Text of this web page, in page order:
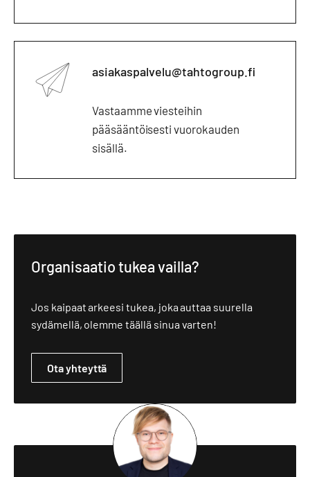
asiakaspalvelu@tahtogroup.fi
Vastaamme viesteihin
pääsääntöisesti vuorokauden
sisällä.
Organisaatio tukea vailla?
Jos kaipaat arkeesi tukea, joka auttaa suurella
sydämellä, olemme täällä sinua varten!
Ota yhteyttä